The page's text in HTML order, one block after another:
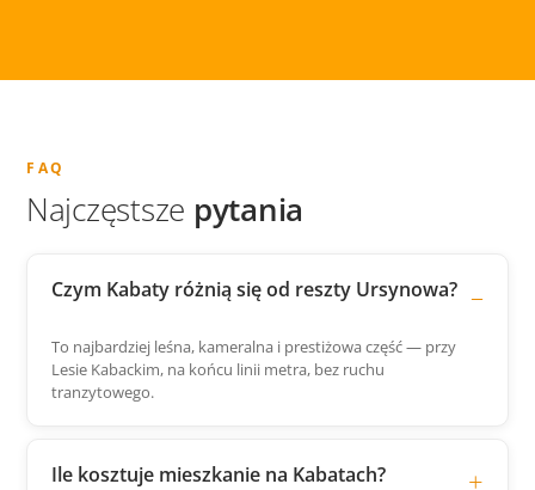
FAQ
Najczęstsze pytania
Czym Kabaty różnią się od reszty Ursynowa?
To najbardziej leśna, kameralna i prestiżowa część — przy
Lesie Kabackim, na końcu linii metra, bez ruchu
tranzytowego.
Ile kosztuje mieszkanie na Kabatach?